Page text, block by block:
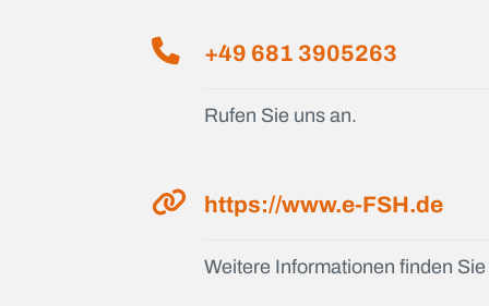
+49 681 3905263
Rufen Sie uns an.
https://www.e-FSH.de
Weitere Informationen finden